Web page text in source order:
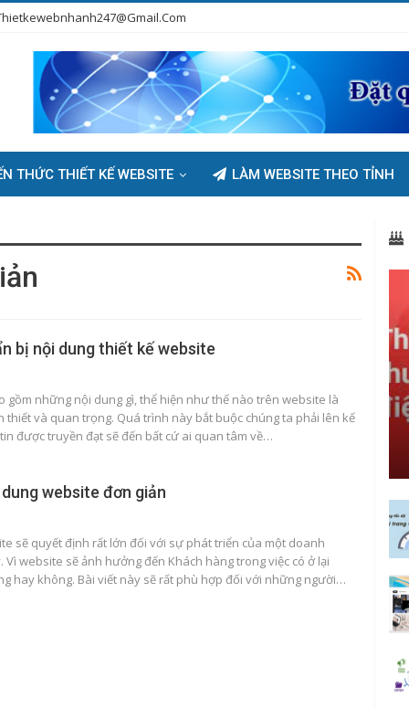
THỨC THIẾT KẾ WEBSITE LÀM WEBSITE THEO TỈNH
bị nội dung thiết kế website
gồm những nội dung gì, thể hiện như thế nào trên website là
thiết và quan trọng. Quá trình này bắt buộc chúng ta phải lên kế
được truyền đạt sẽ đến bất cứ ai quan tâm về…
website đơn giản
sẽ quyết định rất lớn đối với sự phát triển của một doanh
Vì website sẽ ảnh hưởng đến Khách hàng trong việc có ở lại
hay không. Bài viết này sẽ rất phù hợp đối với những người…